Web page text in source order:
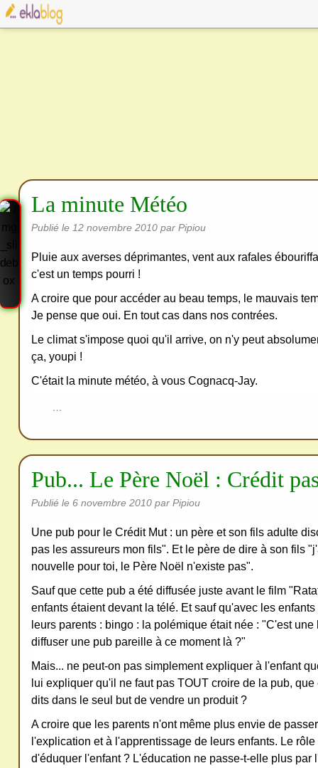
La minute Météo
Publié le 12 novembre 2010 par Pipiou
Pluie aux averses déprimantes, vent aux rafales
c'est un temps pourri !
A croire que pour accéder au beau temps, le mauvais
Je pense que oui. En tout cas dans nos contrées.
Le climat s'impose quoi qu'il arrive, on n'y peut
ça, youpi !
C'était la minute météo, à vous Cognacq-Jay.
…
Pub... Le Père Noël : Crédit
Publié le 6 novembre 2010 par Pipiou
Une pub pour le Crédit Mut : un père et son fils adulte
pas les assureurs mon fils". Et le père de dire à son fils
nouvelle pour toi, le Père Noël n'existe pas".
Sauf que cette pub a été diffusée juste avant le film
enfants étaient devant la télé. Et sauf qu'avec les
leurs parents : bingo : la polémique était née : "C'est
diffuser une pub pareille à ce moment là ?"
Mais... ne peut-on pas simplement expliquer à l'enfant
lui expliquer qu'il ne faut pas TOUT croire de la pub,
dits dans le seul but de vendre un produit ?
A croire que les parents n'ont même plus envie de
l'explication et à l'apprentissage de leurs enfants. Le
d'éduquer l'enfant ? L'éducation ne passe-t-elle plus par